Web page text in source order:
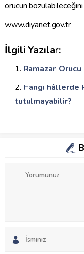
orucun
www.diyanet.gov.tr
İlgili Yazılar:
Ramazan
Hangi hâllerde
tutulmayabilir?